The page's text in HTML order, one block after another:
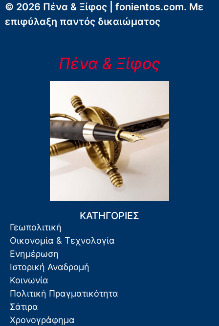
© 2026 Πένα & Ξίφος | fonientos.com. Με
επιφύλαξη παντός δικαιώματος
Πένα & Ξίφος
ΚΑΤΗΓΟΡΙΕΣ
Γεωπολιτική
Οικονομία & Τεχνολογία
Ενημέρωση
Ιστορική Αναδρομή
Κοινωνία
Πολιτική Πραγματικότητα
Σάτιρα
Χρονογράφημα